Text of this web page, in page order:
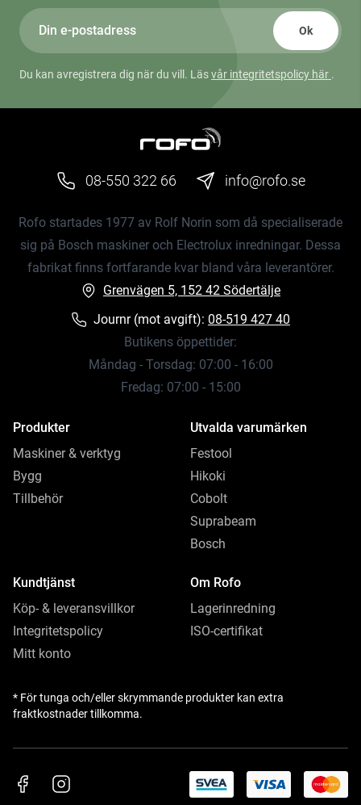
Ok
Du kan avregistrera dig när du vill. Läsvår integritetspolicy här .
08-550 322 66 info@rofo.se
Rofo startades 1977 av Rolf Norin som då specialiserade
sig på Bosch maskiner och Electrolux inredningar. Dessa
fabrikat finns fortfarande kvar bland våra leverantörer.
Grenvägen 5, 152 42 Södertälje
Journr (mot avgift): 08-519 427 40
Butikens öppettider:
Måndag - Torsdag: 07:00 - 16:00
Fredag: 07:00 - 15:00
Produkter
Maskiner & verktyg
Bygg
Tillbehör
Utvalda varumärken
Festool
Hikoki
Cobolt
Suprabeam
Bosch
Kundtjänst
Köp- & leveransvillkor
Integritetspolicy
Mitt konto
Om Rofo
Lagerinredning
ISO-certifikat
* För tunga och/eller skrymmande produkter kan extra
fraktkostnader tillkomma.